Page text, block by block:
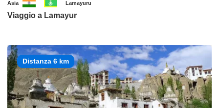
Asia Lamayuru
Viaggio a Lamayur
Distanza 6 km